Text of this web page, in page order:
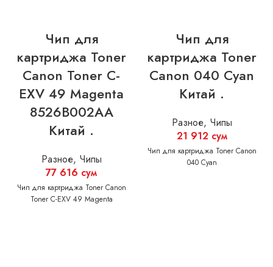
Чип для
картриджа Toner
Canon Toner C-
EXV 49 Magenta
8526B002AA
Китай .
Разное, Чипы
77 616 сум
Чип для картриджа Toner Canon
Toner C-EXV 49 Magenta
Чип для
картриджа Toner
Canon 040 Cyan
Китай .
Разное, Чипы
21 912 сум
Чип для картриджа Toner Canon
040 Cyan